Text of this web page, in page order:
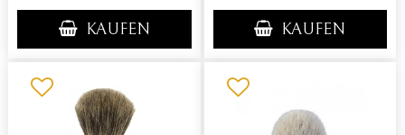
KAUFEN KAUFEN